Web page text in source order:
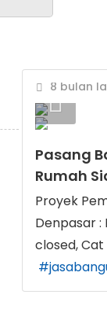
8 bulan
Pasang
Rumah
Proyek
Denpasar
closed, Cat